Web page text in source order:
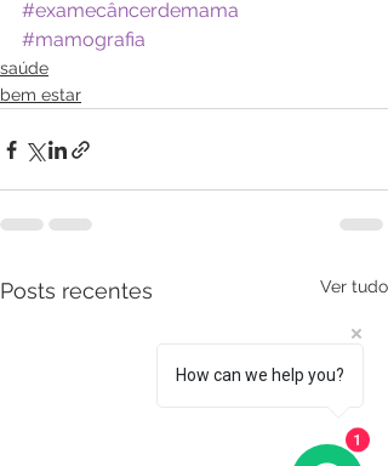
#examecâncerdemama
#mamografia
saúde
bem estar
Posts recentes Ver tudo
How can we help you?
1